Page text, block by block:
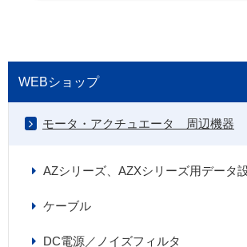
WEBショップ
モータ・アクチュエータ 周辺機器
AZシリーズ、AZXシリーズ用データ
ケーブル
DC電源／ノイズフィルタ